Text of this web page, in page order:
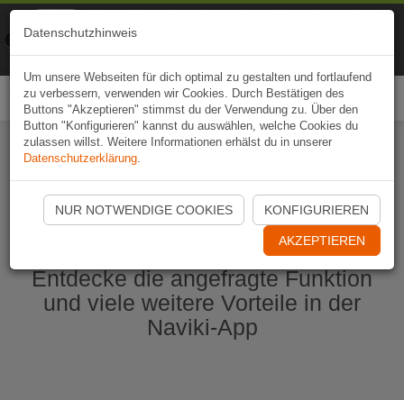
Naviki App jetzt öffnen
Entdecke die angefragte Funktion
und viele weitere Vorteile in der
Naviki-App
Datenschutzhinweis
Um unsere Webseiten für dich optimal zu gestalten und fortlaufend
zu verbessern, verwenden wir Cookies. Durch Bestätigen des
Buttons "Akzeptieren" stimmst du der Verwendung zu. Über den
Button "Konfigurieren" kannst du auswählen, welche Cookies du
zulassen willst. Weitere Informationen erhälst du in unserer
Datenschutzerklärung.
NUR NOTWENDIGE COOKIES KONFIGURIEREN
AKZEPTIEREN
Naviki